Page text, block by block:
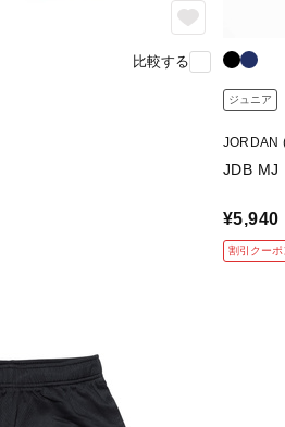
比較する
ジュニア
JORDAN
JDB MJ
¥5,940
割引クーポ